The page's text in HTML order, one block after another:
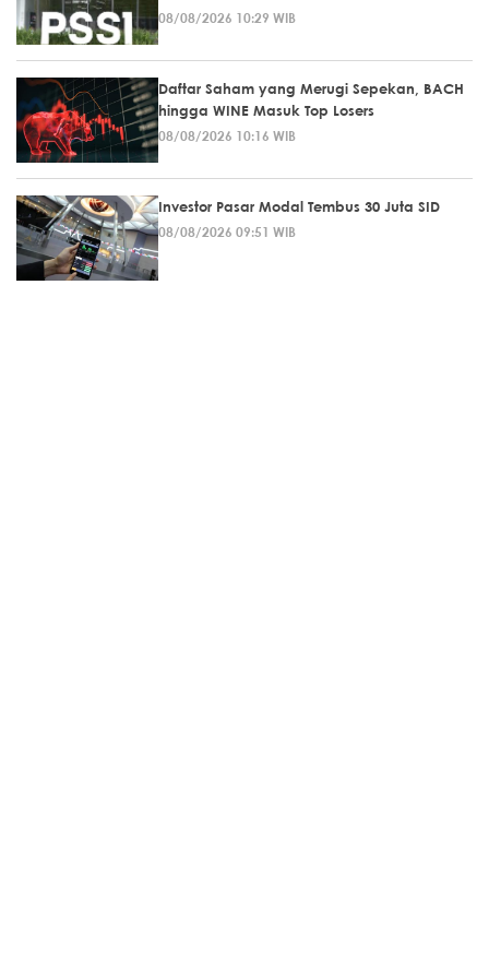
08/08/2026 10:29 WIB
Daftar Saham yang Merugi Sepekan, BACH
hingga WINE Masuk Top Losers
08/08/2026 10:16 WIB
Investor Pasar Modal Tembus 30 Juta SID
08/08/2026 09:51 WIB